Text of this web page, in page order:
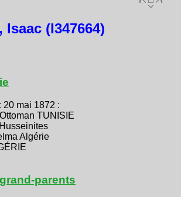
Isaac (I347664)
20 mai 1872 :
TUNISIE
Algérie
parents